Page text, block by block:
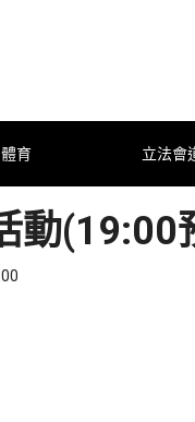
體育 立法會
動(19:00